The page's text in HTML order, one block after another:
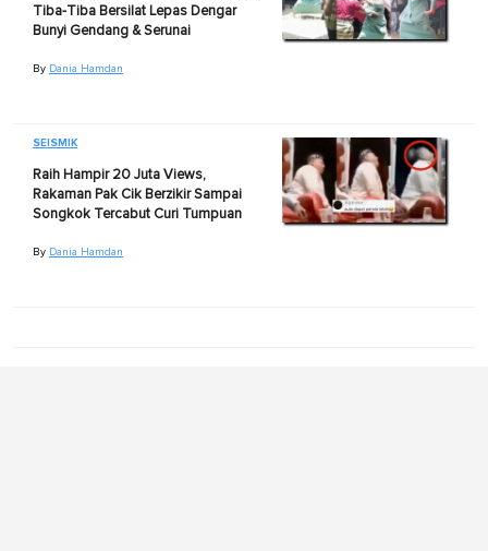
Tiba-Tiba Bersilat Lepas Dengar
Bunyi Gendang & Serunai
By Dania Hamdan
SEISMIK
Raih Hampir 20 Juta Views,
Rakaman Pak Cik Berzikir Sampai
Songkok Tercabut Curi Tumpuan
By Dania Hamdan